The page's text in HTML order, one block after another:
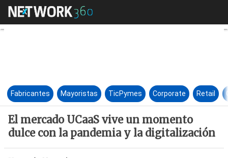
El mercado UCaaS vive un
Fabricantes Mayoristas TicPymes Corporate Retail
El mercado UCaaS vive un momento
dulce con la pandemia y la digitalización